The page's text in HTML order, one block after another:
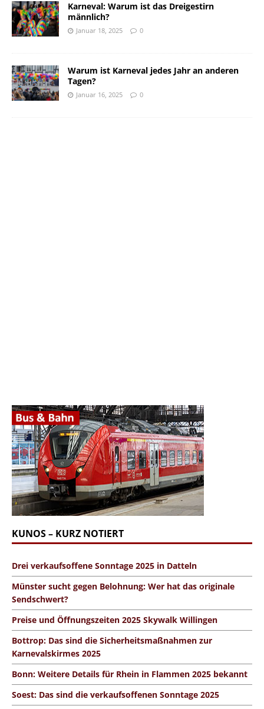
Karneval: Warum ist das Dreigestirn
männlich?
Januar 18, 2025 0
Warum ist Karneval jedes Jahr an anderen
Tagen?
Januar 16, 2025 0
KUNOS – KURZ NOTIERT
Drei verkaufsoffene Sonntage 2025 in Datteln
Münster sucht gegen Belohnung: Wer hat das originale
Sendschwert?
Preise und Öffnungszeiten 2025 Skywalk Willingen
Bottrop: Das sind die Sicherheitsmaßnahmen zur
Karnevalskirmes 2025
Bonn: Weitere Details für Rhein in Flammen 2025 bekannt
Soest: Das sind die verkaufsoffenen Sonntage 2025